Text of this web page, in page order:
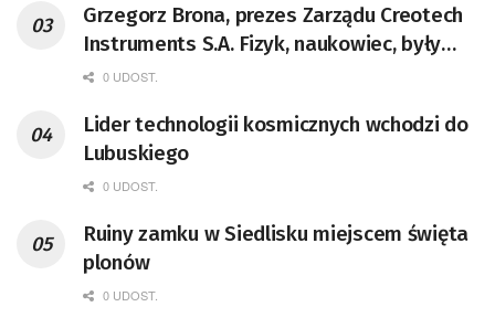
Grzegorz Brona, prezes Zarządu Creotech
Instruments S.A. Fizyk, naukowiec, były
pracownik CERN w Genewie,
doktor habilitowany nauk fizycznych,
koordynator Rady Sektorowej ds.
Kompetencji Przemysłu Lotniczo-
Badań Kosmicznych i Satelitarnych PAN.
0 UDOST.
Lider technologii kosmicznych wchodzi do
Lubuskiego
0 UDOST.
Ruiny zamku w Siedlisku miejscem święta
plonów
0 UDOST.